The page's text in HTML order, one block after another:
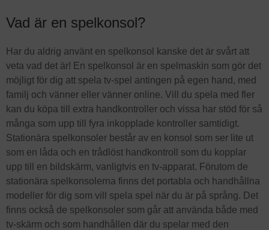
Vad är en spelkonsol?
Har du aldrig använt en spelkonsol kanske det är svårt att
veta vad det är! En spelkonsol är en spelmaskin som gör det
möjligt för dig att spela tv-spel antingen på egen hand, med
familj och vänner eller vänner online. Vill du spela med fler
kan du köpa till extra handkontroller och vissa har stöd för så
många som upp till fyra inkopplade kontroller samtidigt.
Stationära spelkonsoler består av en konsol som ser lite ut
som en låda och en trådlöst handkontroll som du kopplar
upp till en bildskärm, vanligtvis en tv-apparat. Förutom de
stationära spelkonsolerna finns det portabla och handhållna
modeller för dig som vill spela spel när du är på språng. Det
finns också de spelkonsoler som går att använda både med
tv-skärm och som handhållen där du spelar med den